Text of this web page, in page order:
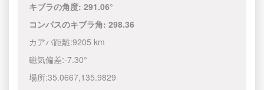
キブラの角度:291.06°
コンパスのキブラ角:298.36
カアバ距離:9205 km
磁気偏差:-7.30°
場所:35.0667,135.9830